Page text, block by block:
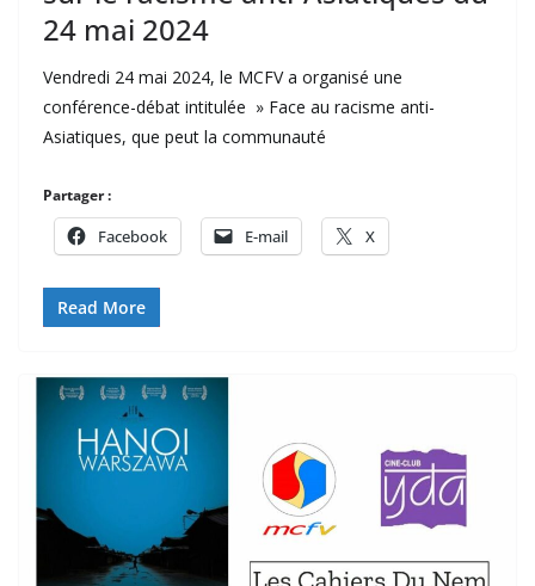
24 mai 2024
Vendredi 24 mai 2024, le MCFV a organisé une
conférence-débat intitulée » Face au racisme anti-
Asiatiques, que peut la communauté
Partager :
Facebook E-mail X
Read More